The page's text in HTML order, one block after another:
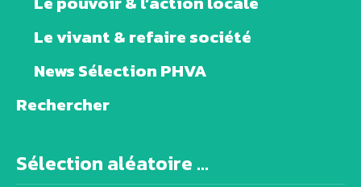
Le vivant & refaire société
News Sélection PHVA
Rechercher
Sélection aléatoire ...